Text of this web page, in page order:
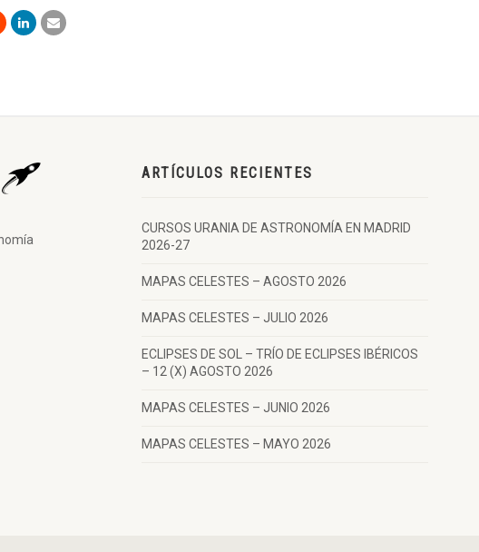
ARTÍCULOS RECIENTES
CURSOS URANIA DE ASTRONOMÍA EN MADRID
2026-27
MAPAS CELESTES – AGOSTO 2026
MAPAS CELESTES – JULIO 2026
ECLIPSES DE SOL – TRÍO DE ECLIPSES IBÉRICOS
– 12 (X) AGOSTO 2026
MAPAS CELESTES – JUNIO 2026
MAPAS CELESTES – MAYO 2026